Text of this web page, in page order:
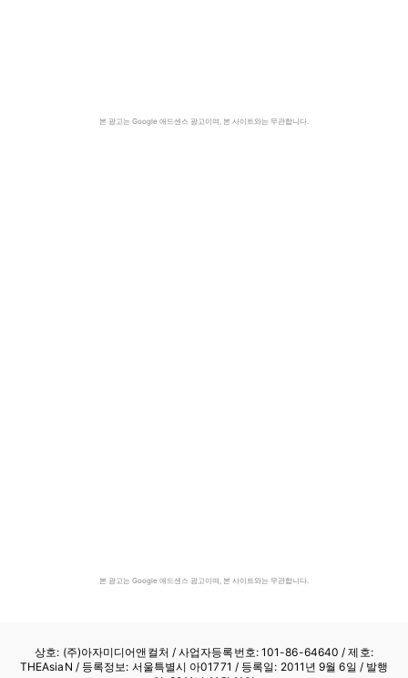
본 광고는 Google 애드센스 광고이며, 본 사이트와는 무관합니다.
본 광고는 Google 애드센스 광고이며, 본 사이트와는 무관합니다.
상호: (주)아자미디어앤컬처 /사업자등록번호: 101-86-64640 / 제호:
THEAsiaN / 등록정보: 서울특별시 아01771 / 등록일: 2011년 9월 6일 / 발행